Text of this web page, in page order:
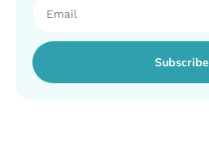
Subscribe